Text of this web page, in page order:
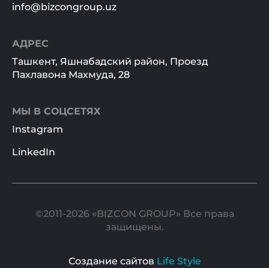
info@bizcongroup.uz
АДРЕС
Ташкент, Яшнабадский район, Проезд
Пахлавона Махмуда, 28
МЫ В СОЦСЕТЯХ
Instagram
LinkedIn
©2011-2026 «BIZCON GROUP» Все права
защищены.
Создание сайтов Life Style